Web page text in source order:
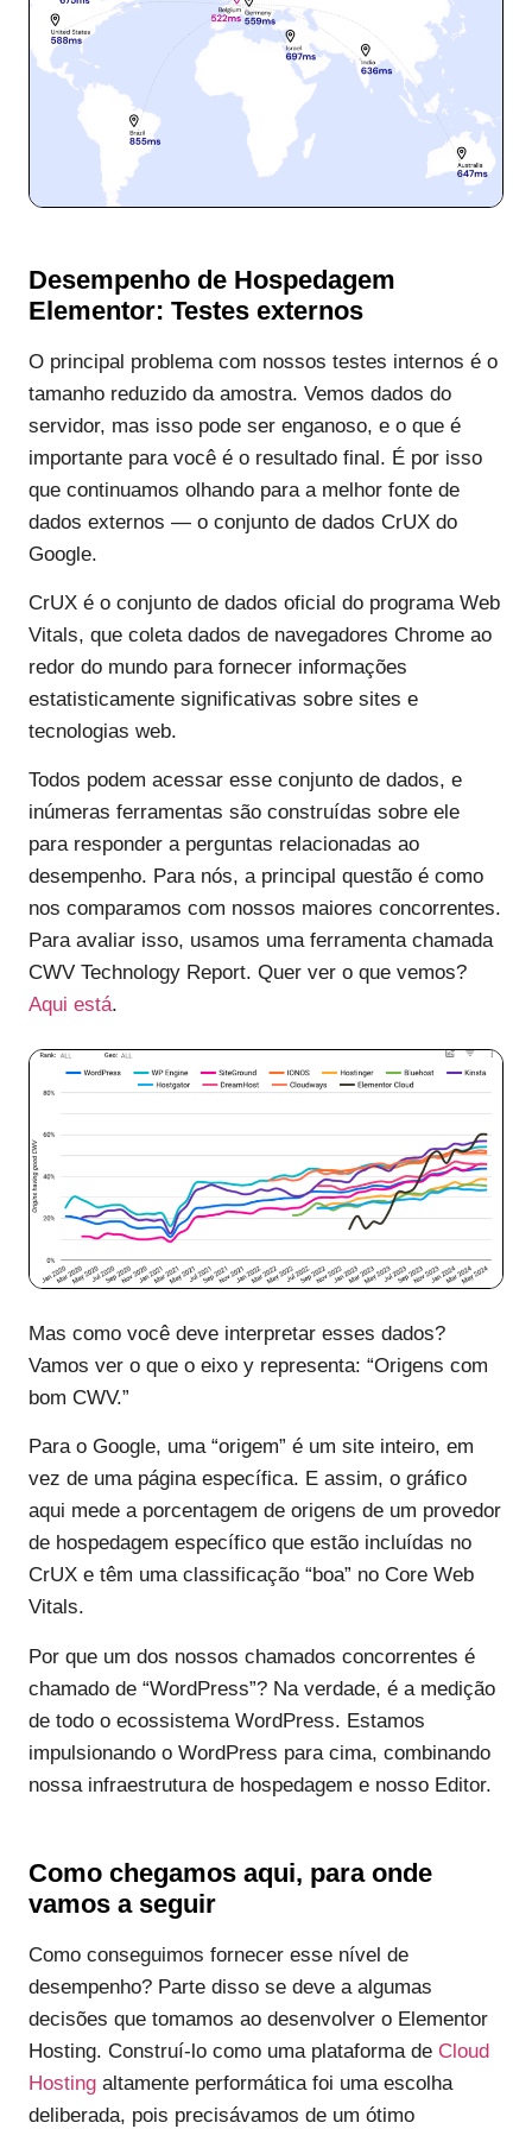
Desempenho de Hospedagem
Elementor: Testes externos
O principal problema com nossos testes internos é o
tamanho reduzido da amostra. Vemos dados do
servidor, mas isso pode ser enganoso, e o que é
importante para você é o resultado final. É por isso
que continuamos olhando para a melhor fonte de
dados externos — o conjunto de dados CrUX do
Google.
CrUX é o conjunto de dados oficial do programa Web
Vitals, que coleta dados de navegadores Chrome ao
redor do mundo para fornecer informações
estatisticamente significativas sobre sites e
tecnologias web.
Todos podem acessar esse conjunto de dados, e
inúmeras ferramentas são construídas sobre ele
para responder a perguntas relacionadas ao
desempenho. Para nós, a principal questão é como
nos comparamos com nossos maiores concorrentes.
Para avaliar isso, usamos uma ferramenta chamada
CWV Technology Report. Quer ver o que vemos?
Aqui está.
Mas como você deve interpretar esses dados?
Vamos ver o que o eixo y representa: “Origens com
bom CWV.”
Para o Google, uma “origem” é um site inteiro, em
vez de uma página específica. E assim, o gráfico
aqui mede a porcentagem de origens de um provedor
de hospedagem específico que estão incluídas no
CrUX e têm uma classificação “boa” no Core Web
Vitals.
Por que um dos nossos chamados concorrentes é
chamado de “WordPress”? Na verdade, é a medição
de todo o ecossistema WordPress. Estamos
impulsionando o WordPress para cima, combinando
nossa infraestrutura de hospedagem e nosso Editor.
Como chegamos aqui, para onde
vamos a seguir
Como conseguimos fornecer esse nível de
desempenho? Parte disso se deve a algumas
decisões que tomamos ao desenvolver o Elementor
Hosting. Construí-lo como uma plataforma de Cloud
Hosting altamente performática foi uma escolha
deliberada, pois precisávamos de um ótimo